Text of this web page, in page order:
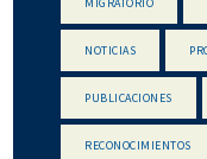
NOTICIAS
PUBLICACIONES
RECONOCIMIENTOS